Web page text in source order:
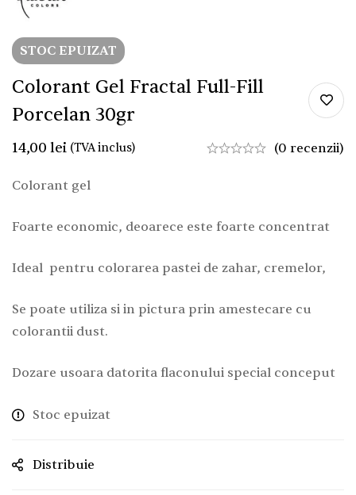
STOC EPUIZAT
Colorant Gel Fractal Full-Fill
Porcelan 30gr
14,00 lei (TVA inclus) (0 recenzii)
Colorant gel
Foarte economic, deoarece este foarte concentrat
Ideal pentru colorarea pastei de zahar, cremelor,
Se poate utiliza si in pictura prin amestecare cu
colorantii dust.
Dozare usoara datorita flaconului special conceput
Stoc epuizat
Distribuie